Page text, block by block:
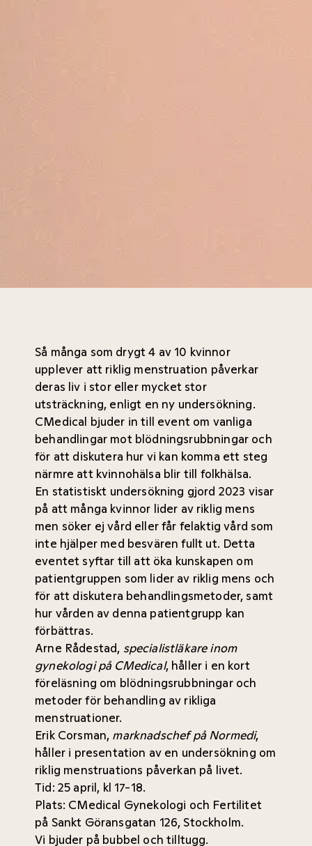
Så många som drygt 4 av 10 kvinnor
upplever att riklig menstruation påverkar
deras liv i stor eller mycket stor
utsträckning, enligt en ny undersökning.
CMedical bjuder in till event om vanliga
behandlingar mot blödningsrubbningar och
för att diskutera hur vi kan komma ett steg
närmre att kvinnohälsa blir till folkhälsa.
En statistiskt undersökning gjord 2023 visar
på att många kvinnor lider av riklig mens
men söker ej vård eller får felaktig vård som
inte hjälper med besvären fullt ut. Detta
eventet syftar till att öka kunskapen om
patientgruppen som lider av riklig mens och
för att diskutera behandlingsmetoder, samt
hur vården av denna patientgrupp kan
förbättras.
Arne Rådestad, specialistläkare inom
gynekologi på CMedical, håller i en kort
föreläsning om blödningsrubbningar och
metoder för behandling av rikliga
menstruationer.
Erik Corsman, marknadschef på Normedi,
håller i presentation av en undersökning om
riklig menstruations påverkan på livet.
Tid: 25 april, kl 17-18.
Plats: CMedical Gynekologi och Fertilitet
på Sankt Göransgatan 126, Stockholm.
Vi bjuder på bubbel och tilltugg.